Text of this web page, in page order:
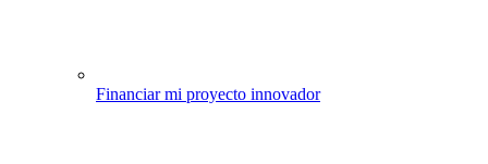
Financiar mi proyecto innovador